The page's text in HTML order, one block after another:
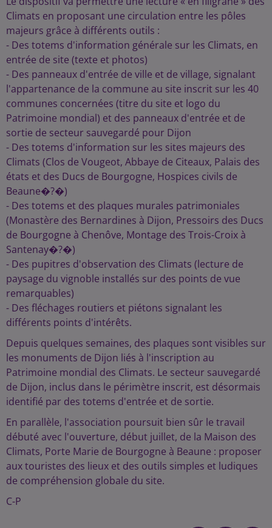
Climats en proposant une circulation entre les pôles
majeurs grâce à différents outils :
- Des totems d'information générale sur les Climats, en
entrée de site (texte et photos)
- Des panneaux d'entrée de ville et de village, signalant
l'appartenance de la commune au site inscrit sur les 40
communes concernées (titre du site et logo du
Patrimoine mondial) et des panneaux d'entrée et de
sortie de secteur sauvegardé pour Dijon
- Des totems d'information sur les sites majeurs des
Climats (Clos de Vougeot, Abbaye de Citeaux, Palais des
états et des Ducs de Bourgogne, Hospices civils de
Beaune�?�)
- Des totems et des plaques murales patrimoniales
(Monastère des Bernardines à Dijon, Pressoirs des Ducs
de Bourgogne à Chenôve, Montage des Trois-Croix à
Santenay�?�)
- Des pupitres d'observation des Climats (lecture de
paysage du vignoble installés sur des points de vue
remarquables)
- Des fléchages routiers et piétons signalant les
différents points d'intérêts.
Depuis quelques semaines, des plaques sont visibles sur
les monuments de Dijon liés à l'inscription au
Patrimoine mondial des Climats. Le secteur sauvegardé
de Dijon, inclus dans le périmètre inscrit, est désormais
identifié par des totems d'entrée et de sortie.
En parallèle, l'association poursuit bien sûr le travail
débuté avec l'ouverture, début juillet, de la Maison des
Climats, Porte Marie de Bourgogne à Beaune : proposer
aux touristes des lieux et des outils simples et ludiques
de compréhension globale du site.
C-P